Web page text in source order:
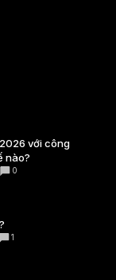
với công
nào?
0
1